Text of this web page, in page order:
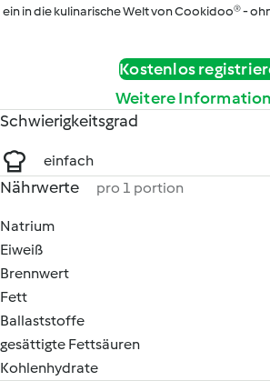
ein in die kulinarische Welt von Cookidoo® -
Kostenlos
Weitere
Schwierigkeitsgrad
einfach
Nährwerte pro 1 portion
Natrium
Eiweiß
Brennwert
Fett
Ballaststoffe
gesättigte Fettsäuren
Kohlenhydrate